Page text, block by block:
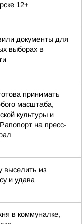
12+
документы для
выборах в
принимать
масштаба,
культуры и
на пресс-
выселить из
и удава
в коммуналке,